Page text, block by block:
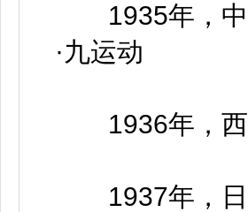
1935年，中
·九运动
1936年，西
1937年，日